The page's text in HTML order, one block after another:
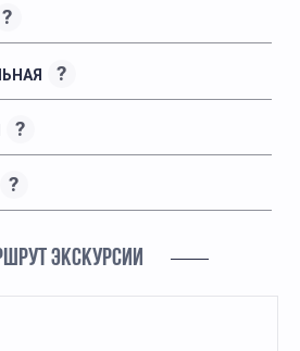
?
?
?
?
ЭКСКУРСИИ